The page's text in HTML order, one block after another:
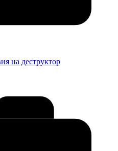
на деструктор